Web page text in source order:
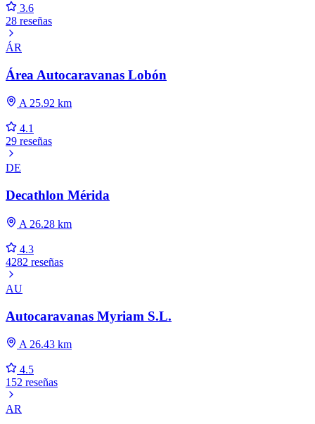
3.6
28 reseñas
ÁR
Área Autocaravanas Lobón
A 25.92 km
4.1
29 reseñas
DE
Decathlon Mérida
A 26.28 km
4.3
4282 reseñas
AU
Autocaravanas Myriam S.L.
A 26.43 km
4.5
152 reseñas
AR